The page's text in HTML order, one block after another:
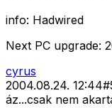
info: Hadwired
Next PC upgrade:
cyrus
2004.08.24. 12:44#
áz...csak nem